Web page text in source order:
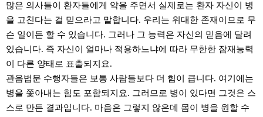
많은 의사들이 환자들에게 약을 주면서 실제로는 환자 자신이 병
을 고친다는 걸 믿으라고 말합니다. 우리는 위대한 존재이므로 무
슨 일이든 할 수 있습니다. 그러나 그 능력은 자신의 믿음에 달려
있습니다. 즉 자신이 얼마나 적용하느냐에 따라 무한한 잠재능력
이 다른 양태로 표출되지요.
관음법문 수행자들은 보통 사람들보다 더 힘이 큽니다. 여기에는
병을 쫓아내는 힘도 포함되지요. 그러므로 병이 있다면 그것은 스
스로 만든 결과입니다. 마음은 그렇지 않은데 몸이 병을 원할 수